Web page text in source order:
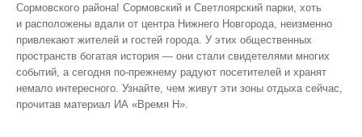
Сормовского района! Сормовский и Светлоярский парки, хоть
и расположены вдали от центра Нижнего Новгорода, неизменно
привлекают жителей и гостей города. У этих общественных
пространств богатая история — они стали свидетелями многих
событий, а сегодня по‑прежнему радуют посетителей и хранят
немало интересного. Узнайте, чем живут эти зоны отдыха сейчас,
прочитав материал ИА «Время Н».